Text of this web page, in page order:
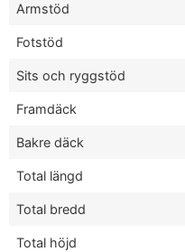
Armstöd
Fotstöd
Sits och ryggstöd
Framdäck
Bakre däck
Total längd
Total bredd
Total höjd